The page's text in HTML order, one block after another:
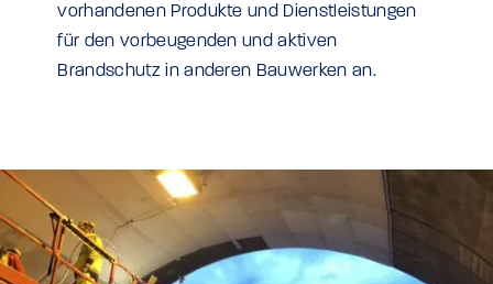
vorhandenen Produkte und Dienstleistungen
für den vorbeugenden und aktiven
Brandschutz in anderen Bauwerken an.